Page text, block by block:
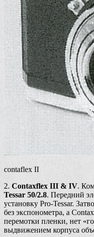
contaflex II
2. Contaxflex III & IV.
Tessar 50/2.8. Передний
установку Pro-Tessar.
без экспонометра, а
перемотки пленки, нет
выдвижением корпуса